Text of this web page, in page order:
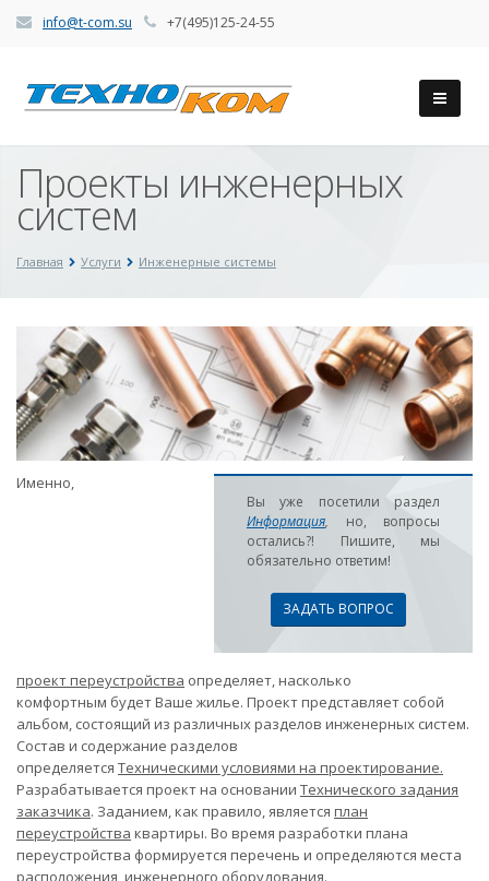
info@t-com.su +7(495)125-24-55
Проекты инженерных
систем
Главная Услуги Инженерные системы
Вы уже посетили раздел
Информация, но, вопросы
остались?! Пишите, мы
обязательно ответим!
ЗАДАТЬ ВОПРОС
Именно,
проект переустройства определяет, насколько
комфортным будет Ваше жилье. Проект представляет собой
альбом, состоящий из различных разделов инженерных систем.
Состав и содержание разделов
определяется Техническими условиями на проектирование.
Разрабатывается проект на основании Технического задания
заказчика. Заданием, как правило, является план
переустройства квартиры. Во время разработки плана
переустройства формируется перечень и определяются места
расположения инженерного оборудования.